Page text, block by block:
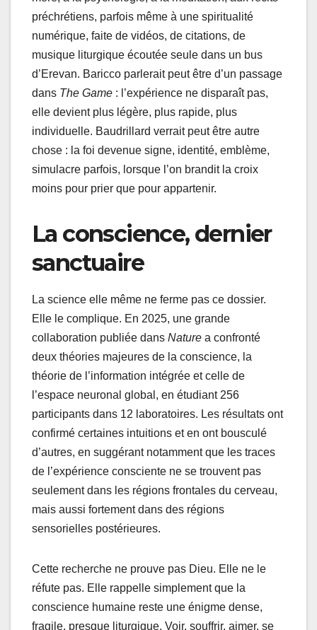
préchrétiens, parfois même à une spiritualité
numérique, faite de vidéos, de citations, de
musique liturgique écoutée seule dans un bus
d’Erevan. Baricco parlerait peut être d’un passage
dans The Game : l’expérience ne disparaît pas,
elle devient plus légère, plus rapide, plus
individuelle. Baudrillard verrait peut être autre
chose : la foi devenue signe, identité, emblème,
simulacre parfois, lorsque l’on brandit la croix
moins pour prier que pour appartenir.
La conscience, dernier
sanctuaire
La science elle même ne ferme pas ce dossier.
Elle le complique. En 2025, une grande
collaboration publiée dans Nature a confronté
deux théories majeures de la conscience, la
théorie de l’information intégrée et celle de
l’espace neuronal global, en étudiant 256
participants dans 12 laboratoires. Les résultats ont
confirmé certaines intuitions et en ont bousculé
d’autres, en suggérant notamment que les traces
de l’expérience consciente ne se trouvent pas
seulement dans les régions frontales du cerveau,
mais aussi fortement dans des régions
sensorielles postérieures.
Cette recherche ne prouve pas Dieu. Elle ne le
réfute pas. Elle rappelle simplement que la
conscience humaine reste une énigme dense,
fragile, presque liturgique. Voir, souffrir, aimer, se